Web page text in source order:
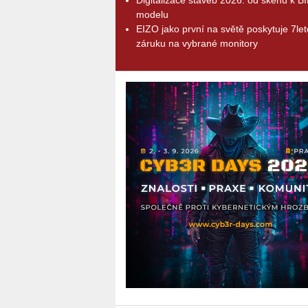
modelu
EIZO jako první na světě poskytuje
záruku na vybrané monitory